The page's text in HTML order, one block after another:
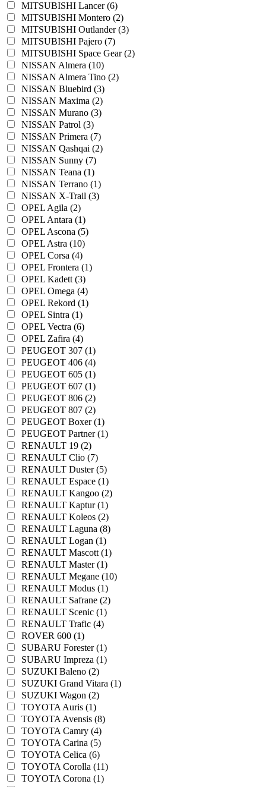
MITSUBISHI Lancer (6)
MITSUBISHI Montero (2)
MITSUBISHI Outlander (3)
MITSUBISHI Pajero (7)
MITSUBISHI Space Gear (2)
NISSAN Almera (10)
NISSAN Almera Tino (2)
NISSAN Bluebird (3)
NISSAN Maxima (2)
NISSAN Murano (3)
NISSAN Patrol (3)
NISSAN Primera (7)
NISSAN Qashqai (2)
NISSAN Sunny (7)
NISSAN Teana (1)
NISSAN Terrano (1)
NISSAN X-Trail (3)
OPEL Agila (2)
OPEL Antara (1)
OPEL Ascona (5)
OPEL Astra (10)
OPEL Corsa (4)
OPEL Frontera (1)
OPEL Kadett (3)
OPEL Omega (4)
OPEL Rekord (1)
OPEL Sintra (1)
OPEL Vectra (6)
OPEL Zafira (4)
PEUGEOT 307 (1)
PEUGEOT 406 (4)
PEUGEOT 605 (1)
PEUGEOT 607 (1)
PEUGEOT 806 (2)
PEUGEOT 807 (2)
PEUGEOT Boxer (1)
PEUGEOT Partner (1)
RENAULT 19 (2)
RENAULT Clio (7)
RENAULT Duster (5)
RENAULT Espace (1)
RENAULT Kangoo (2)
RENAULT Kaptur (1)
RENAULT Koleos (2)
RENAULT Laguna (8)
RENAULT Logan (1)
RENAULT Mascott (1)
RENAULT Master (1)
RENAULT Megane (10)
RENAULT Modus (1)
RENAULT Safrane (2)
RENAULT Scenic (1)
RENAULT Trafic (4)
ROVER 600 (1)
SUBARU Forester (1)
SUBARU Impreza (1)
SUZUKI Baleno (2)
SUZUKI Grand Vitara (1)
SUZUKI Wagon (2)
TOYOTA Auris (1)
TOYOTA Avensis (8)
TOYOTA Camry (4)
TOYOTA Carina (5)
TOYOTA Celica (6)
TOYOTA Corolla (11)
TOYOTA Corona (1)